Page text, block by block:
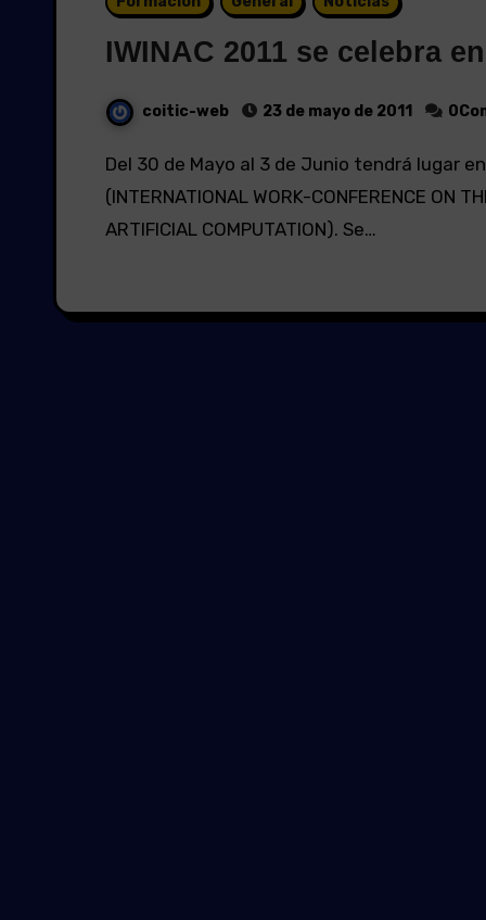
IWINAC 2011 se celebra
coitic-web 23 de mayo de 2011
Del 30 de Mayo al 3 de Junio tendrá lugar en la Isla de La Palma el IWINAC 2011
(INTERNATIONAL WORK-CONFERENCE ON
ARTIFICIAL COMPUTATION). Se…